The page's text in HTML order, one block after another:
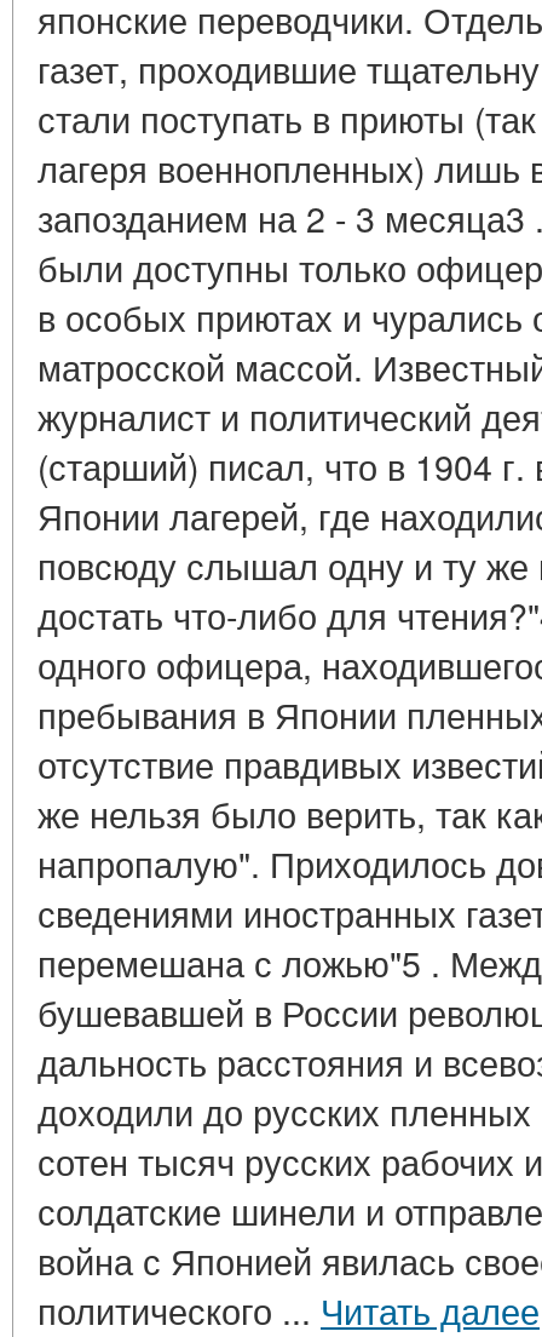
японские переводчики.
газет, проходившие
стали поступать в приюты
лагеря военнопленных) лишь
запозданием на 2 - 3 месяца3
были доступны только
в особых приютах и
матросской массой.
журналист и политический
(старший) писал, что в 1904
Японии лагерей, где
повсюду слышал одну и ту же
достать что-либо для
одного офицера,
пребывания в Японии
отсутствие правдивых
же нельзя было верить, так
напропалую". Приходилось
сведениями иностранных
перемешана с ложью"5 .
бушевавшей в России
дальность расстояния и
доходили до русских
сотен тысяч русских рабочих
солдатские шинели и
война с Японией явилась
политического ... Читать далее